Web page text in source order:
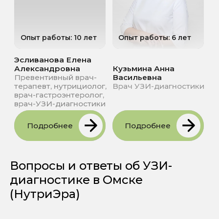
Вопросы и ответы об УЗИ-
диагностике в Омске
(НутриЭра)
+7
Связаться в мессенджере
Я даюсогласие на обработку
персональных данных и
соглашаюсь с Политикой в
Записаться